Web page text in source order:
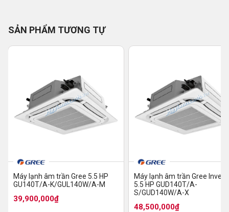
SẢN PHẨM TƯƠNG TỰ
Máy lạnh âm trần Gree 5.5 HP
GU140T/A-K/GUL140W/A-M
39,900,000₫
Máy lạnh âm trần Gree
5.5 HP GUD140T/A-
S/GUD140W/A-X
48,500,000₫